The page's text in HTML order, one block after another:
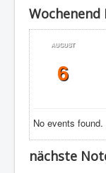
AUGUST
6
No events found.
nächste